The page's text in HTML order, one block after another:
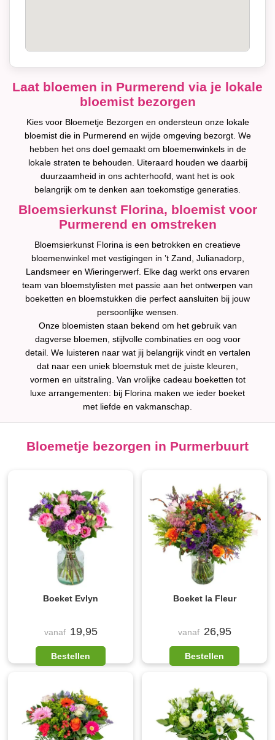
Laat bloemen in Purmerend via je lokale
bloemist bezorgen
Kies voor Bloemetje Bezorgen en ondersteun onze lokale
bloemist die in Purmerend en wijde omgeving bezorgt. We
hebben het ons doel gemaakt om bloemenwinkels in de
lokale straten te behouden. Uiteraard houden we daarbij
duurzaamheid in ons achterhoofd, want het is ook
belangrijk om te denken aan toekomstige generaties.
Bloemsierkunst Florina, bloemist voor
Purmerend en omstreken
Bloemsierkunst Florina is een betrokken en creatieve
bloemenwinkel met vestigingen in ’t Zand, Julianadorp,
Landsmeer en Wieringerwerf. Elke dag werkt ons ervaren
team van bloemstylisten met passie aan het ontwerpen van
boeketten en bloemstukken die perfect aansluiten bij jouw
persoonlijke wensen.
Onze bloemisten staan bekend om het gebruik van
dagverse bloemen, stijlvolle combinaties en oog voor
detail. We luisteren naar wat jij belangrijk vindt en vertalen
dat naar een uniek bloemstuk met de juiste kleuren,
vormen en uitstraling. Van vrolijke cadeau boeketten tot
luxe arrangementen: bij Florina maken we ieder boeket
met liefde en vakmanschap.
Bloemetje bezorgen in Purmerbuurt
Boeket Evlyn
vanaf 19,95
Bestellen
Boeket la Fleur
vanaf 26,95
Bestellen